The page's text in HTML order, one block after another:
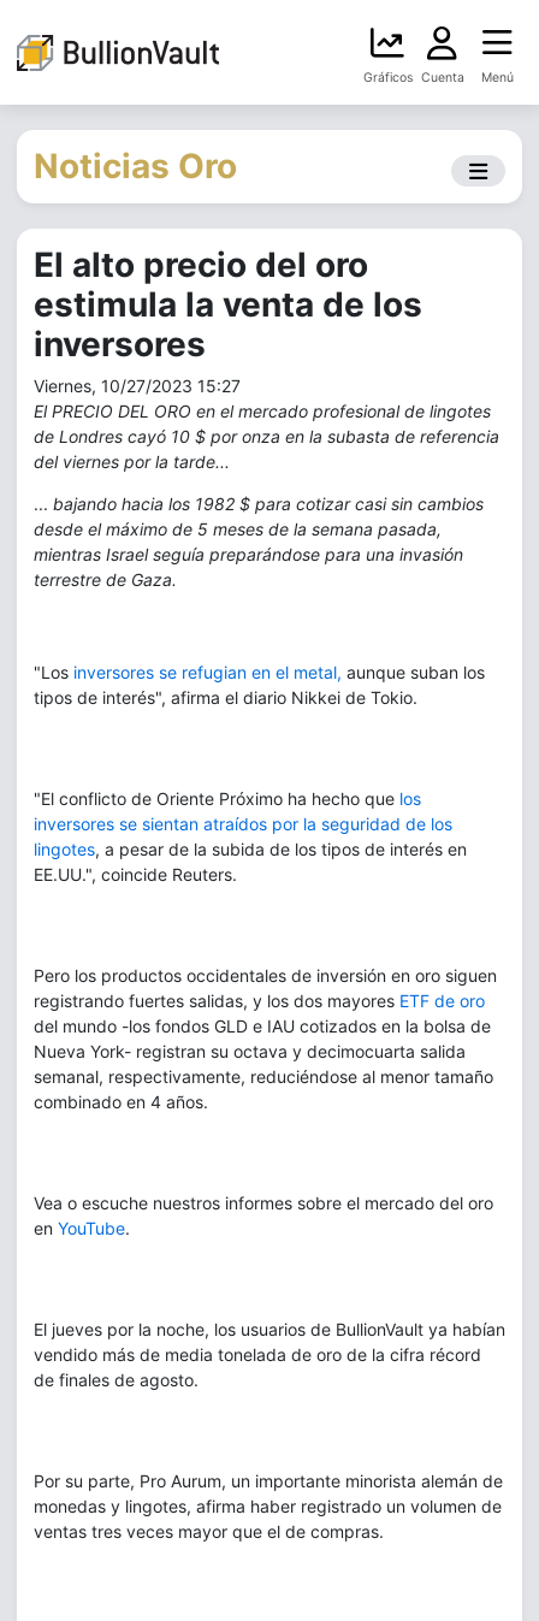
Gráficos Cuenta Menú
Noticias Oro
El alto precio del oro
estimula la venta de los
inversores
Viernes, 10/27/2023 15:27
El PRECIO DEL ORO en el mercado profesional de lingotes
de Londres cayó 10 $ por onza en la subasta de referencia
del viernes por la tarde...
... bajando hacia los 1982 $ para cotizar casi sin cambios
desde el máximo de 5 meses de la semana pasada,
mientras Israel seguía preparándose para una invasión
terrestre de Gaza.
"Los inversores se refugian en el metal, aunque suban los
tipos de interés", afirma el diario Nikkei de Tokio.
"El conflicto de Oriente Próximo ha hecho que los
inversores se sientan atraídos por la seguridad de los
lingotes, a pesar de la subida de los tipos de interés en
EE.UU.", coincide Reuters.
Pero los productos occidentales de inversión en oro siguen
registrando fuertes salidas, y los dos mayores ETF de oro
del mundo -los fondos GLD e IAU cotizados en la bolsa de
Nueva York- registran su octava y decimocuarta salida
semanal, respectivamente, reduciéndose al menor tamaño
combinado en 4 años.
Vea o escuche nuestros informes sobre el mercado del oro
en YouTube.
El jueves por la noche, los usuarios de BullionVault ya habían
vendido más de media tonelada de oro de la cifra récord
de finales de agosto.
Por su parte, Pro Aurum, un importante minorista alemán de
monedas y lingotes, afirma haber registrado un volumen de
ventas tres veces mayor que el de compras.